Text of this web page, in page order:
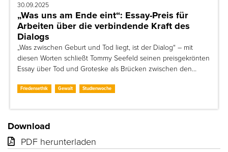
30.09.2025
„Was uns am Ende eint“: Essay-Preis für
Arbeiten über die verbindende Kraft des
Dialogs
„Was zwischen Geburt und Tod liegt, ist der Dialog“ – mit
diesen Worten schließt Tommy Seefeld seinen preisgekrönten
Essay über Tod und Groteske als Brücken zwischen den…
Friedensethik Gewalt Studienwoche
Download
PDF herunterladen